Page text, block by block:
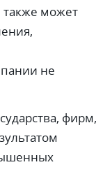
может
не
фирм,